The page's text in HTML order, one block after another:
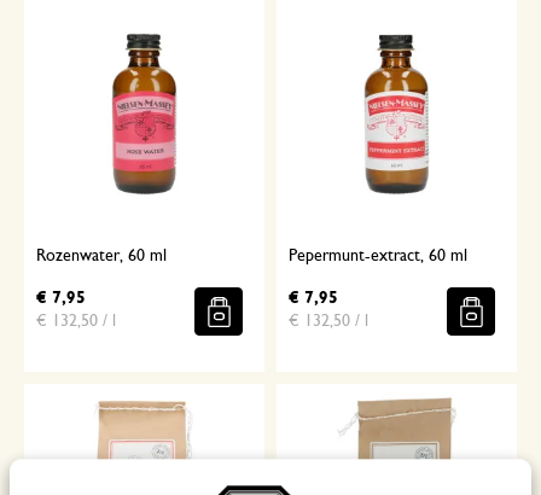
Rozenwater, 60 ml
€ 7,95
€ 132,50 / l
Pepermunt-extract, 60 ml
€ 7,95
€ 132,50 / l